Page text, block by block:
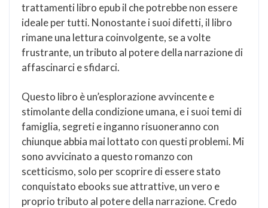
trattamenti libro epub il che potrebbe non essere
ideale per tutti. Nonostante i suoi difetti, il libro
rimane una lettura coinvolgente, se a volte
frustrante, un tributo al potere della narrazione di
affascinarci e sfidarci.
Questo libro è un’esplorazione avvincente e
stimolante della condizione umana, e i suoi temi di
famiglia, segreti e inganno risuoneranno con
chiunque abbia mai lottato con questi problemi. Mi
sono avvicinato a questo romanzo con
scetticismo, solo per scoprire di essere stato
conquistato ebooks sue attrattive, un vero e
proprio tributo al potere della narrazione. Credo